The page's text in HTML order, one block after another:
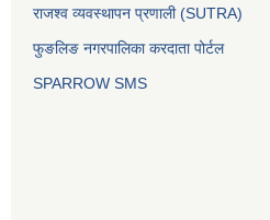
राजश्व व्यवस्थापन प्रणाली (SUTRA)
फुङलिङ नगरपालिका करदाता पोर्टल
SPARROW SMS